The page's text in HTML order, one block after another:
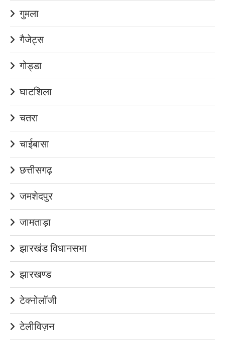
गुमला
गैजेट्स
गोड्डा
घाटशिला
चतरा
चाईबासा
छत्तीसगढ़
जमशेदपुर
जामताड़ा
झारखंड विधानसभा
झारखण्ड
टेक्नोलॉजी
टेलीविज़न